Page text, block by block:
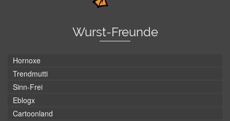
Wurst-Freunde
Hornoxe
Trendmutti
Sinn-Frei
Eblogx
Cartoonland